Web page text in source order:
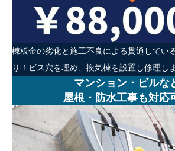
棟板金の劣化と施工不良による貫通してい
り！ビス穴を埋め、換気棟を設置し修理し
マンション・ビルな
屋根・防水工事も対応